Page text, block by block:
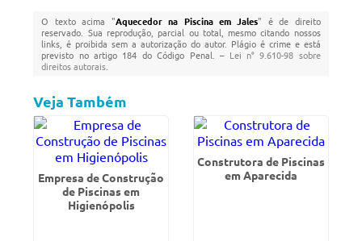
O texto acima "Aquecedor na Piscina em Jales" é de direito
reservado. Sua reprodução, parcial ou total, mesmo citando nossos
links, é proibida sem a autorização do autor. Plágio é crime e está
previsto no artigo 184 do Código Penal. – Lei n° 9.610-98 sobre
direitos autorais
Veja Também
Empresa de Construção
de Piscinas em
Higienópolis
Construtora de Piscinas
em Aparecida